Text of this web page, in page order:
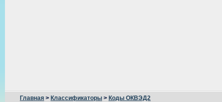
Главная > Классификаторы > Коды ОКВЭД2